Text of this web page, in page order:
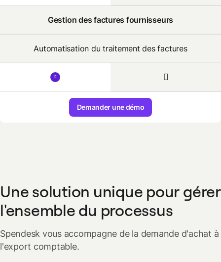
Gestion des factures fournisseurs
Automatisation du traitement des factures
Demander une démo
Une solution unique pour gérer
l'ensemble du processus
Spendesk vous accompagne de la demande d'achat à
l'export comptable.